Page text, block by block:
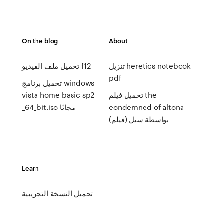
On the blog
تحميل ملف الفيديو f12
تحميل برنامج windows
vista home basic sp2
_64_bit.iso مجانًا
About
تنزيل heretics notebook
pdf
تحميل فيلم the
condemned of altona
(فيلم) بواسطة سيل
Learn
تحميل النسخة التجريبية